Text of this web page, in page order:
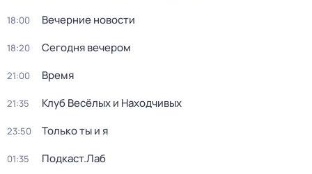
18:00 Вечерние новости
18:20 Сегодня вечером
21:00 Время
21:35 Клуб Весёлых и Находчивых
23:50 Только ты и я
01:35 Подкаст.Лаб